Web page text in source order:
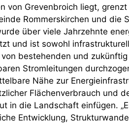
von Grevenbroich liegt,
Rommerskirchen und die
über viele Jahrzehnte
und ist sowohl
von bestehenden und
Stromleitungen
Nähe zur
Flächenverbrauch und
in die Landschaft einfügen.
Entwicklung,